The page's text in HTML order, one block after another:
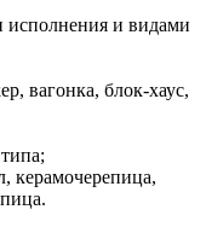
и видами
вагонка, блок-хаус,
керамочерепица,